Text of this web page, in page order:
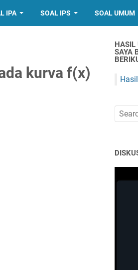
IPA SOAL IPS SOAL UMUM
kurva f(x)
HASIL
SAYA